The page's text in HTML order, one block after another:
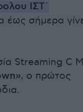
ΙΣΤ΄
έως σήμερα
Streaming C
, ο πρώτος